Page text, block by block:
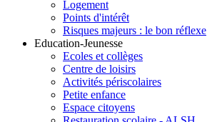
Logement
Points d'intérêt
Risques majeurs : le bon réflexe
Education-Jeunesse
Ecoles et collèges
Centre de loisirs
Activités périscolaires
Petite enfance
Espace citoyens